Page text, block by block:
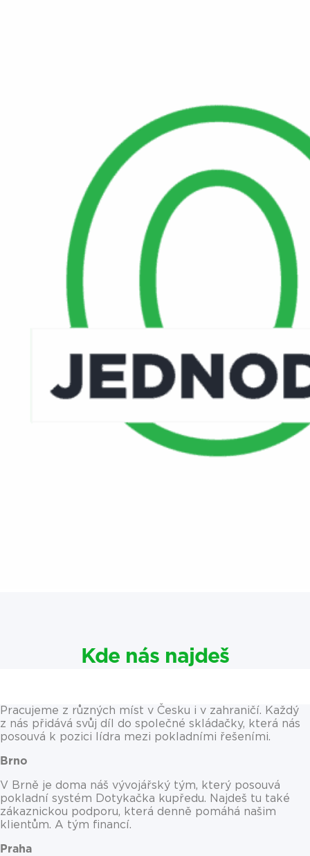
Kde nás najdeš
Pracujeme z různých míst v Česku i v zahraničí. Každý
z nás přidává svůj díl do společné skládačky, která nás
posouvá k pozici lídra mezi pokladními řešeními.
Brno
V Brně je doma náš vývojářský tým, který posouvá
pokladní systém Dotykačka kupředu. Najdeš tu také
zákaznickou podporu, která denně pomáhá našim
klientům. A tým financí.
Praha